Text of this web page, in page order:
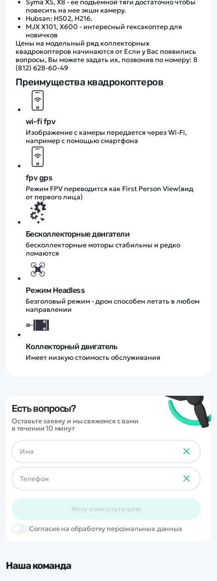
Syma X5, X8 - ее подъемной тяги достаточно чтобы
повесить на нее экшн камеру.
Hubsan: H502, H216.
MJX X101, X600 - интересный гексакоптер для
новичков
Цены на модельный ряд коллекторных
квадрокоптеров начинаются от Если у Вас появились
вопросы, Вы можете задать их, позвонив по номеру: 8
(812) 628-60-49
Преимущества квадрокоптеров
wi-fi fpv
Изображение с камеры передается через Wi-Fi,
например с помощью смартфона
fpv gps
Режим FPV переводится как First Person View(вид
от первого лица)
Бесколлекторные двигатели
бесколлекторные моторы стабильны и редко
ломаются
Режим Headless
Безголовый режим - дрон способен летать в любом
направлении
Коллекторный двигатель
Имеет низкую стоимость обслуживания
Есть вопросы?
Оставьте заявку и мы свяжемся с вами
в течении 10 минут
Хочу консультацию
Cогласие на обработку персональных данных
Наша команда